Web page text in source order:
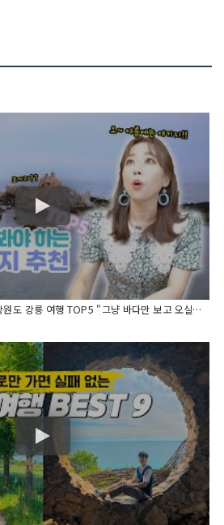
6월 꼭 가봐야하는 여행코스 강원도 강릉 여행 TOP5 "그냥 바다만 보고 오실껀가요? 강릉 여행추천"